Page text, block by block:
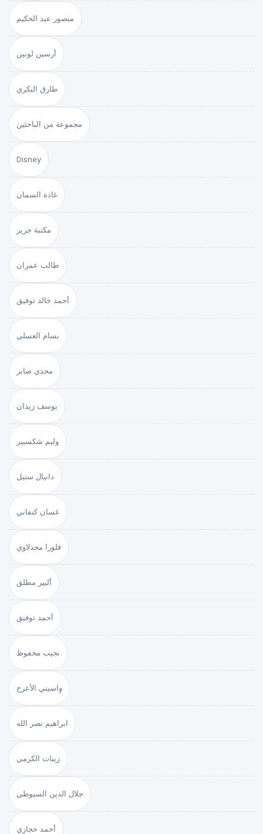
منصور عبد الحكيم
أرسين لوبين
طارق البكري
مجموعة من الباحثين
Disney
غادة السمان
مكتبة جرير
طالب عمران
أحمد خالد توفيق
بسام العسلي
مجدي صابر
يوسف زيدان
وليم شكسبير
دانيال ستيل
غسان كنفاني
فلورا مجدلاوي
ألبير مطلق
أحمد توفيق
نجيب محفوظ
واسيني الأعرج
ابراهيم نصر الله
زينات الكرمي
جلال الدين السيوطي
أحمد حجازي